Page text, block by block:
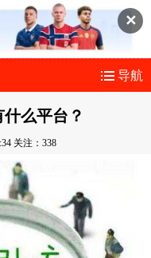
✕
导航
么平台？
关注：338